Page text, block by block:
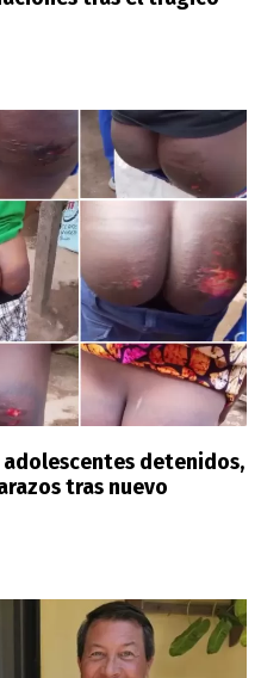
adolescentes detenidos,
tras nuevo